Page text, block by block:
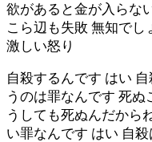
欲があると金が入らな
こら辺も失敗 無知でし
激しい怒り
自殺するんです はい
うのは罪なんです 死
うしても死ぬんだから
い罪なんです はい 自